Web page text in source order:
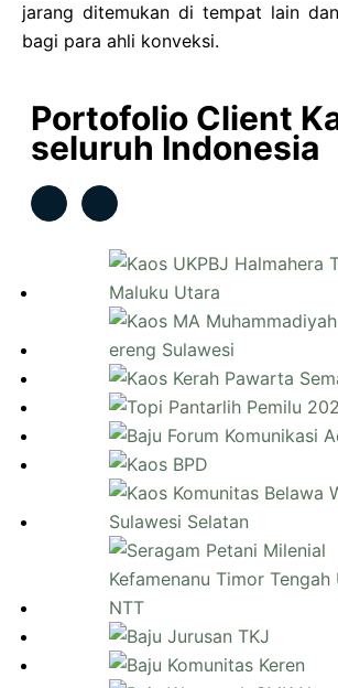
jarang ditemukan di tempat lain
bagi para ahli konveksi.
Portofolio Client
seluruh Indonesia